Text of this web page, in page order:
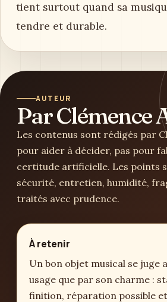
tient surtout quand sa
tendre et durable.
AUTEUR
Par Clémence
Les contenus sont rédigés par
pour aider à décider, pas pour
certitude artificielle. Les points
sécurité, entretien, humidité,
traités avec prudence.
À retenir
Un bon objet musical se juge
usage que par son charme :
finition, réparation possible